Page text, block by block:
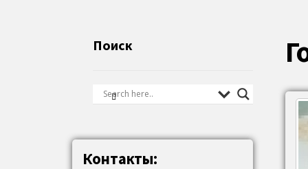
Поиск
Контакты: